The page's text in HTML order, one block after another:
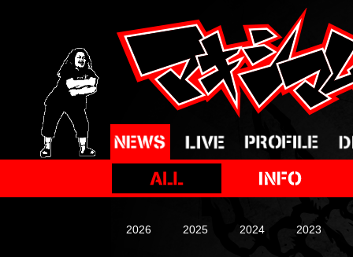
2026 2025 2024 2023